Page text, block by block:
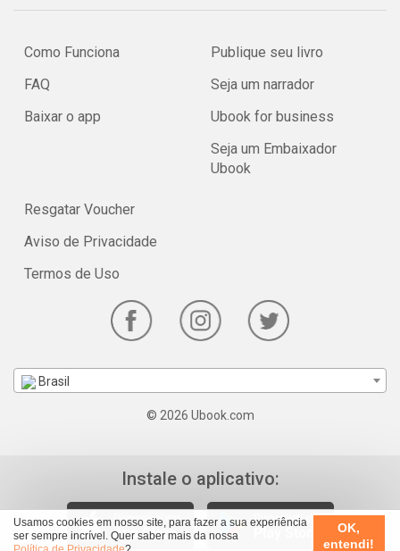
Usamos cookies em nosso site, para fazer a sua experiência
ser sempre incrível. Quer saber mais da nossa
OK,
entendi!
Como Funciona
FAQ
Baixar o app
Publique seu livro
Seja um narrador
Ubook for business
Seja um Embaixador
Ubook
Resgatar Voucher
Aviso de Privacidade
Termos de Uso
Brasil
© 2026 Ubook.com
Instale o aplicativo: